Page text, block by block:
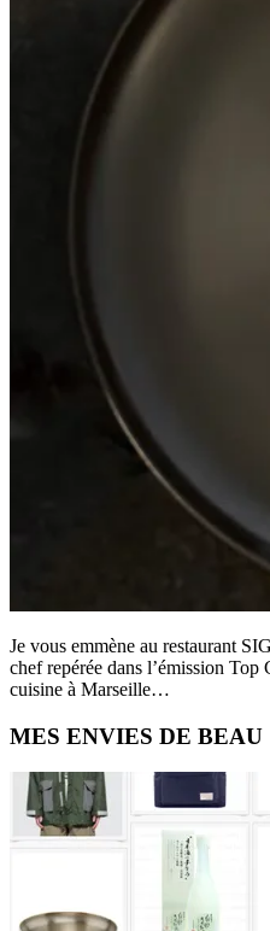
Je vous emmène au restaurant
chef repérée dans l’émission
cuisine à Marseille…
Primary
Sidebar
MES ENVIES DE BEAU